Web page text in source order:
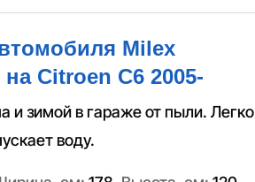
Milex
Citroen C6 2005-
и зимой в гараже от пыли. Легко
воду.